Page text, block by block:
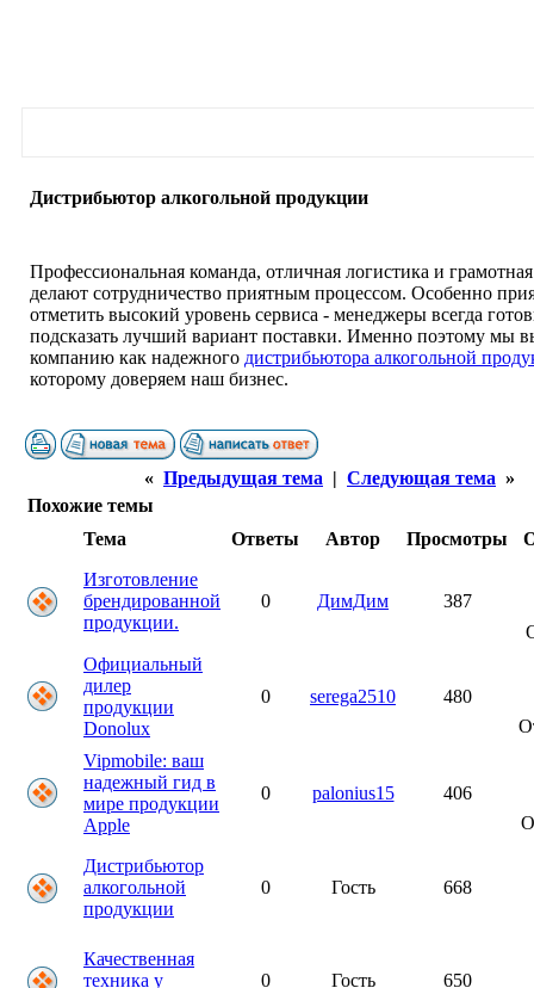
Дистрибьютор алкогольной продукции
Профессиональная команда, отличная логистика и
делают сотрудничество приятным процессом. Особенно
отметить высокий уровень сервиса - менеджеры всегда
подсказать лучший вариант поставки. Именно поэтому мы
компанию как надежного дистрибьютора алкогольной
которому доверяем наш бизнес.
« Предыдущая тема | Следующая тема »
Похожие темы
Тема
Ответы Автор Просмотры
Изготовление
брендированной
продукции.
0 ДимДим
387
Официальный
дилер
продукции
Donolux
0 serega2510
480
Vipmobile: ваш
надежный гид в
мире продукции
Apple
0 palonius15
406
Дистрибьютор
алкогольной
продукции
0 Гость 668
Качественная
техника у
0 Гость 650